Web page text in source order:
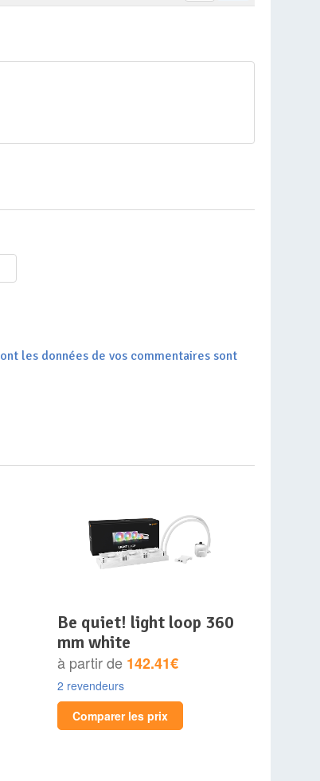
les données de vos commentaires sont
be quiet! light loop 360
mm white
à partir de 142.41€
2 revendeurs
Comparer les prix